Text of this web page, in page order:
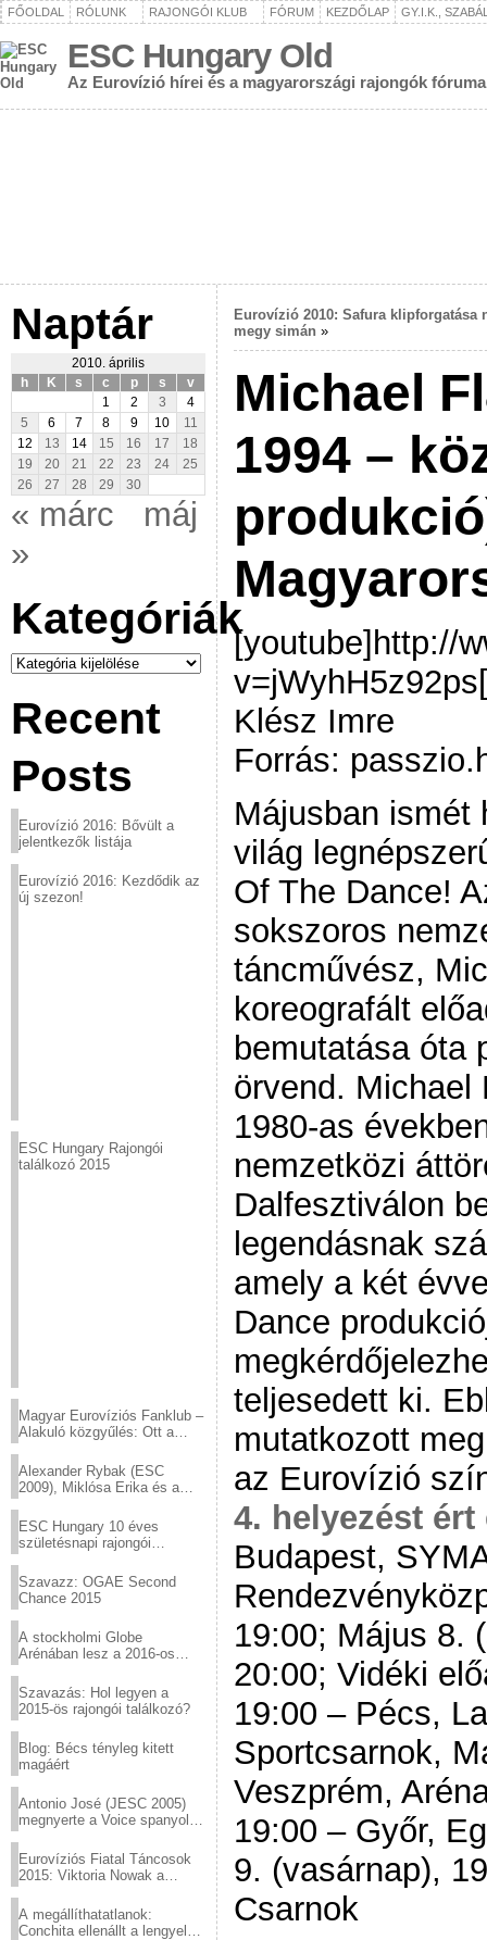
FŐOLDAL RÓLUNK RAJONGÓI KLUB FÓRUM KEZDŐLAP GY.I.K.,
ESC Hungary Old
Az Eurovízió hírei és a magyarországi rajongók fóruma
Naptár
2010. április
h
K s c p s
v
1
2 3
4
5
6 7 8 9 10
11
12
13 14 15 16 17
18
19
20 21 22 23 24
25
26
27 28 29 30
« márc
máj
»
Kategóriák
Kategóriák
Recent
Posts
Eurovízió 2016: Bővült a
jelentkezők listája
Eurovízió 2016: Kezdődik az
új szezon!
ESC Hungary Rajongói
találkozó 2015
Magyar Eurovíziós Fanklub –
Alakuló közgyűlés: Ott a
Alexander Rybak (ESC
2009), Miklósa Erika és a
sztárjai a Margitszigeten
ESC Hungary 10 éves
születésnapi rajongói
Szavazz: OGAE Second
Chance 2015
A stockholmi Globe
Arénában lesz a 2016-os
Szavazás: Hol legyen a
2015-ös rajongói találkozó?
Blog: Bécs tényleg kitett
magáért
Antonio José (JESC 2005)
megnyerte a Voice spanyol
Eurovíziós Fiatal Táncosok
2015: Viktoria Nowak a
A megállíthatatlanok:
Conchita ellenállt a lengyel
Eurovízió 2010: Safura klipforgatása
megy simán »
Michael
1994 –
[youtube]http://
Klész Imre
Forrás:
Májusban ismét
világ
Of The Dance!
sokszoros
táncművész,
koreografált
bemutatása óta
örvend. Michael
1980-as
nemzetközi
Dalfesztiválon
legendásnak
amely a két
Dance
teljesedett ki.
mutatkozott
az Eurovízió
4. helyezést ért
Budapest,
19:00; Május 8.
20:00; Vidéki
19:00 – Pécs,
Sportcsarnok,
Veszprém,
19:00 – Győr,
9. (vasárnap),
Csarnok